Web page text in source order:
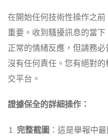
在開始任何技術性操作之
重要。收到騷擾訊息的當
正常的情緒反應，但請務
沒有任何責任。您有絕對
交平台。
證據保全的詳細操作：
完整截圖 ：這是舉報中